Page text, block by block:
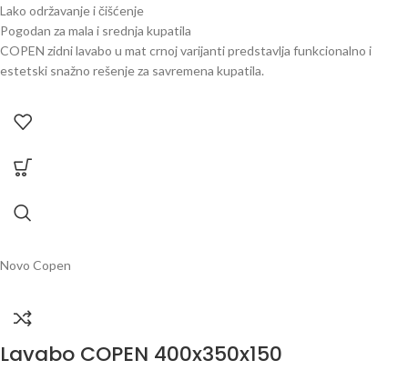
Lako održavanje i čišćenje
Pogodan za mala i srednja kupatila
COPEN zidni lavabo u mat crnoj varijanti predstavlja funkcionalno i
estetski snažno rešenje za savremena kupatila.
Novo Copen
Lavabo COPEN 400x350x150